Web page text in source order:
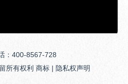
：400-8567-728
所有权利 商标 | 隐私权声明